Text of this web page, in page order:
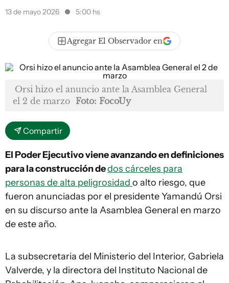
13 de mayo 2026 5:00 hs
Agregar El Observador en
Orsi hizo el anuncio ante la Asamblea General
el 2 de marzo Foto: FocoUy
Compartir
El Poder Ejecutivo viene avanzando en definiciones
para la construcción dedos cárceles para
personas de alta peligrosidad o alto riesgo, que
fueron anunciadas por el presidente Yamandú Orsi
en su discurso ante la Asamblea General en marzo
de este año.
La subsecretaria del Ministerio del Interior, Gabriela
Valverde, y la directora del Instituto Nacional de